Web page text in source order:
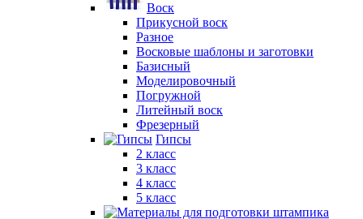
Воск
Прикусной воск
Разное
Восковые шаблоны и заготовки
Базисный
Моделировочный
Погружной
Литейный воск
Фрезерный
Гипсы
2 класс
3 класс
4 класс
5 класс